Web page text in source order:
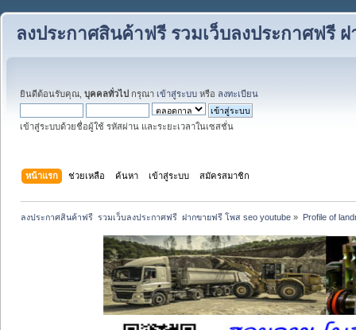
ลงประกาศสินค้าฟรี รวมเว็บลงประกาศฟรี
ยินดีต้อนรับคุณ, บุคคลทั่วไป กรุณา เข้าสู่ระบบ หรือ ลงทะเบียน
เข้าสู่ระบบด้วยชื่อผู้ใช้ รหัสผ่าน และระยะเวลาในเซสชั่น
หน้าแรก ช่วยเหลือ ค้นหา เข้าสู่ระบบ สมัครสมาชิก
ลงประกาศสินค้าฟรี  รวมเว็บลงประกาศฟรี  ฝากขายฟรี โพส seo youtube » Profile of